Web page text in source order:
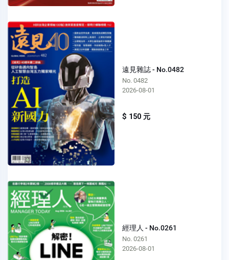
遠見雜誌 - No.0482
No. 0482
2026-08-01
$ 150 元
經理人 - No.0261
No. 0261
2026-08-01